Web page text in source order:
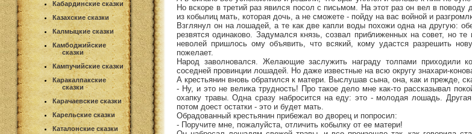
Кабардинские сказки
Казахские сказки
Калмыцкие сказки
Камбоджийские
сказки
Кампучийские сказки
Каракалпакские
сказки
Карачаевские сказки
Карельские сказки
Каталонские сказки
Но вскоре в третий раз явился посол с письмом. На этот раз он вел в поводу
из кобылиц мать, которая дочь, а не сможете - пойду на вас войной и
Взглянул он на лошадей, а те как две капли воды похожи одна на другую:
резвятся одинаково. Задумался князь, созвал приближенных на совет, но
неволей пришлось ому объявить, что всякий, кому удастся разрешить
пожелает.
Народ заволновался. Желающие заслужить награду толпами приходили
соседней провинции лошадей. Но даже известные на всю округу знахари-
А крестьянин вновь обратился к матери. Выслушав сына, она, как и прежде,
- Ну, и это не велика трудность! Про такое дело мне как-то рассказывал
охапку травы. Одна сразу набросится на еду: это - молодая лошадь.
потом доест остатки - это и будет мать.
Обрадованный крестьянин прибежал во дворец и попросил:
- Поручите мне, пожалуйста, отличить кобылку от ее матери!